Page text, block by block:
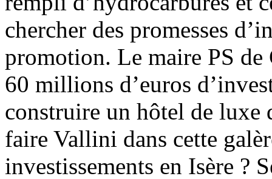
chercher des promesses
promotion. Le maire PS de
60 millions d’euros
construire un hôtel de luxe
faire Vallini dans cette
investissements en Isère ?